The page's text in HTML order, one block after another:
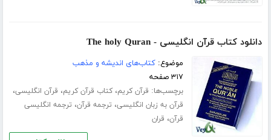
دانلود کتاب قرآن انگلیسی - The holy Quran
موضوع:کتاب‌های اندیشه و مذهب
۳۱۷ صفحه
برچسب‌ها: قرآن کریم،کتاب قرآن کریم، قرآن انگلیسی،
قرآن به زبان انگلیسی، ترجمه قرآن، ترجمه انگلیسی
قرآن، قران